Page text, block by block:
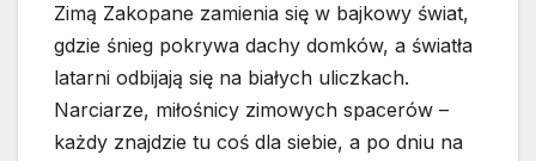
Zimą Zakopane zamienia się w bajkowy świat,
gdzie śnieg pokrywa dachy domków, a światła
latarni odbijają się na białych uliczkach.
Narciarze, miłośnicy zimowych spacerów –
każdy znajdzie tu coś dla siebie, a po dniu na